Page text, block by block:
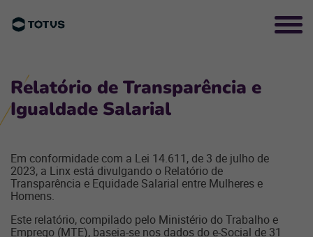
Relatório de Transparência e
Igualdade Salarial
Em conformidade com a Lei 14.611, de 3 de julho de
2023, a Linx está divulgando o Relatório de
Transparência e Equidade Salarial entre Mulheres e
Homens.
Este relatório, compilado pelo Ministério do Trabalho e
Emprego (MTE), baseia-se nos dados do e-Social de 31